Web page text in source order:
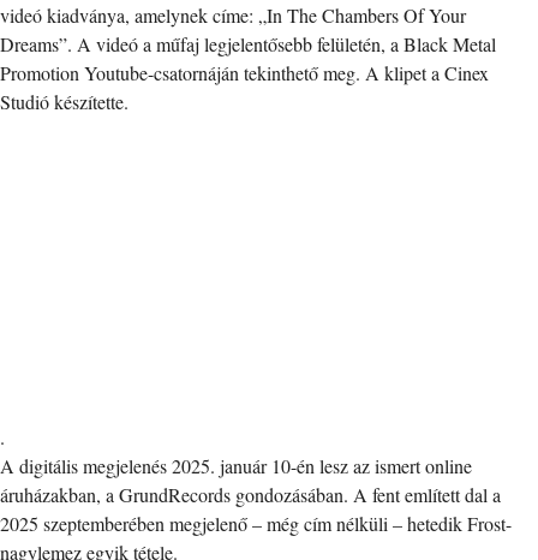
videó kiadványa, amelynek címe: „In The Chambers Of Your
Dreams”. A videó a műfaj legjelentősebb felületén, a Black Metal
Promotion Youtube-csatornáján tekinthető meg. A klipet a Cinex
Studió készítette.
.
A digitális megjelenés 2025. január 10-én lesz az ismert online
áruházakban, a GrundRecords gondozásában. A fent említett dal a
2025 szeptemberében megjelenő – még cím nélküli – hetedik Frost-
nagylemez egyik tétele.